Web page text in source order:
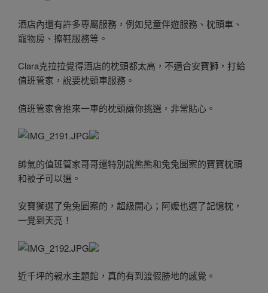
酒店內還有許多專屬服務，例如兒童伴遊服務、枕頭車、
寵物房、擦鞋服務等。
Clara克拉拉覺得酒店的枕頭都太高，不適合安寶獅，打給
值班管家，說要枕頭車服務。
值班管家會推來一車的枕頭讓你挑選，非常貼心。
帥氣的值班管家哥哥還特別說熊熊和兔兔圖案的寶寶枕頭
和被子可以選。
安寶獅選了兔兔圖案的，超級開心；阿嬤也選了記憶枕，
一覺到天亮！
近千坪的親水主題館，真的有到渡假勝地的感覺。